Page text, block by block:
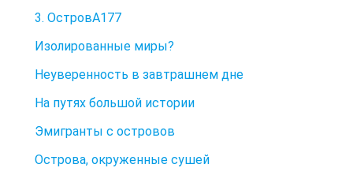
3. ОстровА177
Изолированные миры?
Неуверенность в завтрашнем дне
На путях большой истории
Эмигранты с островов
Острова, окруженные сушей